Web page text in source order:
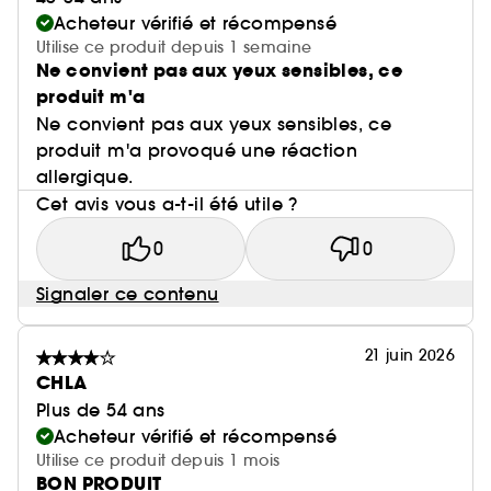
Emballage 100% recyclable
Acheteur vérifié et récompensé
Utilise ce produit depuis 1 semaine
Ne convient pas aux yeux sensibles, ce
produit m'a
Ne convient pas aux yeux sensibles, ce
produit m'a provoqué une réaction
allergique.
Cet avis vous a-t-il été utile ?
0 0
Signaler ce contenu
21 juin 2026
CHLA
Plus de 54 ans
Acheteur vérifié et récompensé
Utilise ce produit depuis 1 mois
BON PRODUIT